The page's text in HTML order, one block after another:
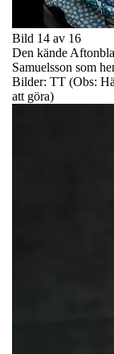
Bild 14 av 16
Den kände
Samuelsson som
Bilder: TT (Obs:
att göra)